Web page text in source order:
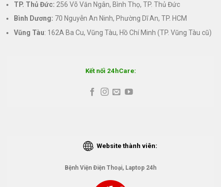
TP. Thủ Đức: 256 Võ Văn Ngân, Bình Thọ, TP. Thủ Đức
Bình Dương: 70 Nguyễn An Ninh, Phường Dĩ An, TP. HCM
Vũng Tàu: 162A Ba Cu, Vũng Tàu, Hồ Chí Minh (TP. Vũng Tàu cũ)
Kết nối 24hCare:
Website thành viên:
Bệnh Viện Điện Thoại, Laptop 24h